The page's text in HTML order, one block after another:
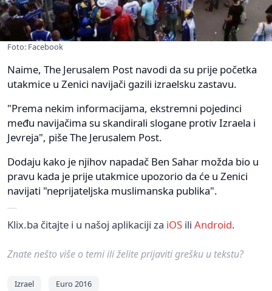
Foto: Facebook
Naime, The Jerusalem Post navodi da su prije početka
utakmice u Zenici navijači gazili izraelsku zastavu.
"Prema nekim informacijama, ekstremni pojedinci
među navijačima su skandirali slogane protiv Izraela i
Jevreja", piše The Jerusalem Post.
Dodaju kako je njihov napadač Ben Sahar možda bio u
pravu kada je prije utakmice upozorio da će u Zenici
navijati "neprijateljska muslimanska publika".
Klix.ba čitajte i u našoj aplikaciji za iOS ili Android.
Znate nešto više o temi ili želite prijaviti grešku u tekstu?
Izrael Euro 2016